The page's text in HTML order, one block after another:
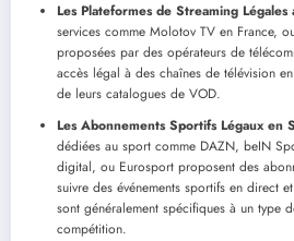
Les Plateformes de Streaming
services comme Molotov TV en France,
proposées par des opérateurs de
accès légal à des chaînes de télévision
de leurs catalogues de VOD.
Les Abonnements Sportifs Légaux en
dédiées au sport comme DAZN, beIN
digital, ou Eurosport proposent des
suivre des événements sportifs en direct
sont généralement spécifiques à un type
compétition.